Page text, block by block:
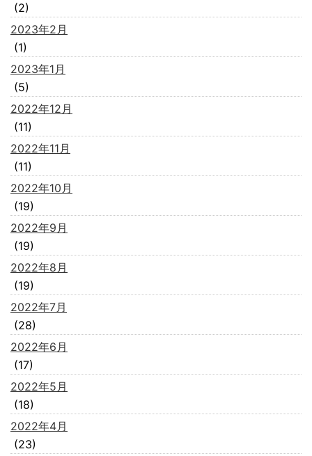
(2)
2023年2月
(1)
2023年1月
(5)
2022年12月
(11)
2022年11月
(11)
2022年10月
(19)
2022年9月
(19)
2022年8月
(19)
2022年7月
(28)
2022年6月
(17)
2022年5月
(18)
2022年4月
(23)